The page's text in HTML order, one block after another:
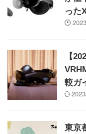
った
【
較ガ
東京